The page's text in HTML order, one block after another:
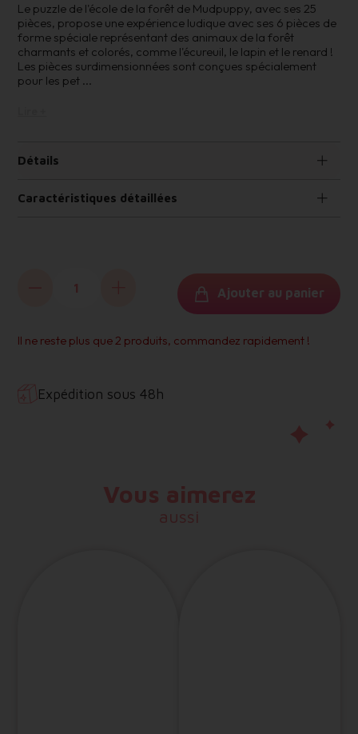
Le puzzle de l'école de la forêt de Mudpuppy, avec ses 25
pièces, propose une expérience ludique avec ses 6 pièces de
forme spéciale représentant des animaux de la forêt
charmants et colorés, comme l'écureuil, le lapin et le renard !
Les pièces surdimensionnées sont conçues spécialement
pour les pet ...
Détails
Caractéristiques détaillées
Ajouter au panier
Il ne reste plus que 2 produits, commandez rapidement !
Expédition sous 48h
Vous aimerez
aussi